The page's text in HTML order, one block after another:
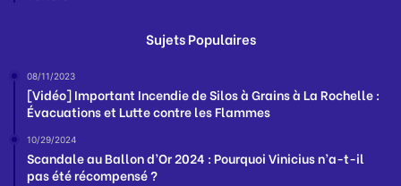
Sujets Populaires
08/11/2023
[Vidéo] Important Incendie de Silos à Grains à La Rochelle :
Évacuations et Lutte contre les Flammes
10/29/2024
Scandale au Ballon d’Or 2024 : Pourquoi Vinicius n’a-t-il
pas été récompensé ?